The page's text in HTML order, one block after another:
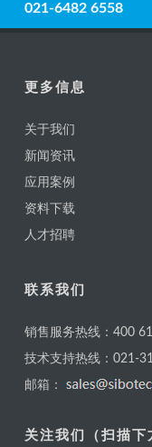
021-6482 6558
更多信息
关于我们
新闻资讯
应用案例
资料下载
人才招聘
联系我们
销售服务热线：400
技术支持热线：021-
邮箱：
关注我们（扫描下